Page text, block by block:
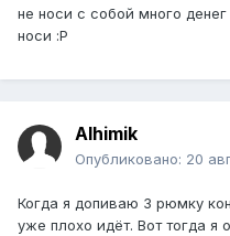
не носи с собой много
носи :Р
Alhimik
Опубликовано: 20
Когда я допиваю 3 рюмку
уже плохо идёт. Вот тогда